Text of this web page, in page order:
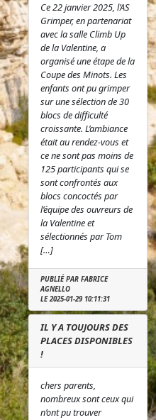
Ce 22 janvier 2025, l’AS
Grimper, en partenariat
avec la salle Climb Up
de la Valentine, a
organisé une étape de la
Coupe des Minots. Les
enfants ont pu grimper
sur une sélection de 30
blocs de difficulté
croissante. L’ambiance
était au rendez-vous et
ce ne sont pas moins de
125 participants qui se
sont confrontés aux
blocs concoctés par
l’équipe des ouvreurs de
la Valentine et
sélectionnés par Tom
[…]
PUBLIÉ PAR FABRICE
AGNELLO
LE 2025-01-29 10:11:31
IL Y A TOUJOURS DES
PLACES DISPONIBLES
!
chers parents,
nombreux sont ceux qui
n’ont pu trouver